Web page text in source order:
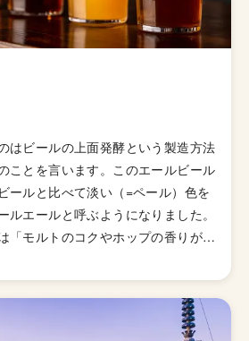
はビールの上面発酵という製造方法
ことを言います。このエールビール
ールと比べて淡い（=ペール）色を
ルエールと呼ぶようになりました。
「モルトのコクやホップの香りが豊
と言った型として説明しずらいスタ
発祥はイギリスですが、柑橘様の
に感じられる「アメリカン・ペール